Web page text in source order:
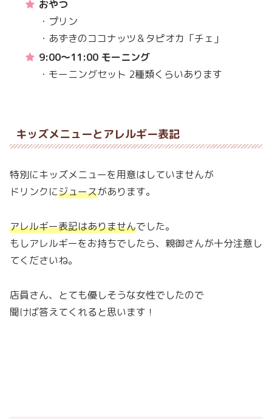
おやつ
・プリン
・あずきのココナッツ＆タピオカ「チェ」
9:00～11:00 モーニング
・モーニングセット 2種類くらいあります
キッズメニューとアレルギー表記
特別にキッズメニューを用意はしていませんが
ドリンクにジュースがあります。
アレルギー表記はありませんでした。
もしアレルギーをお持ちでしたら、親御さんが十分注意し
てくださいね。
店員さん、とても優しそうな女性でしたので
聞けば答えてくれると思います！